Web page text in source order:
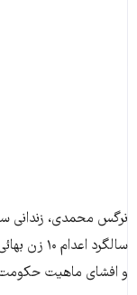
نرگس محمدی، زندانی
سالگرد
و افشای ماهیت حکومت